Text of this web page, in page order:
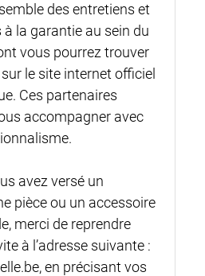
des entretiens et
la garantie au sein du
vous pourrez trouver
le site internet officiel
Ces partenaires
accompagner avec
avez versé un
pièce ou un accessoire
merci de reprendre
à l’adresse suivante :
en précisant vos